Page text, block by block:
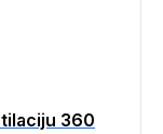
360